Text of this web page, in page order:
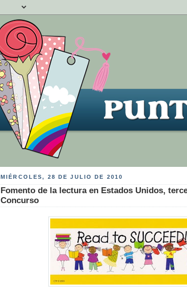
MIÉRCOLES, 28 DE JULIO DE 2010
Fomento de la lectura en Estados Unidos,
Concurso